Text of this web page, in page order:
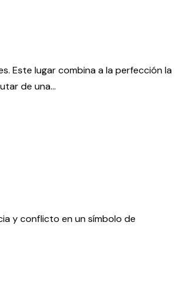
Este lugar combina a la perfección la
de una…
y conflicto en un símbolo de